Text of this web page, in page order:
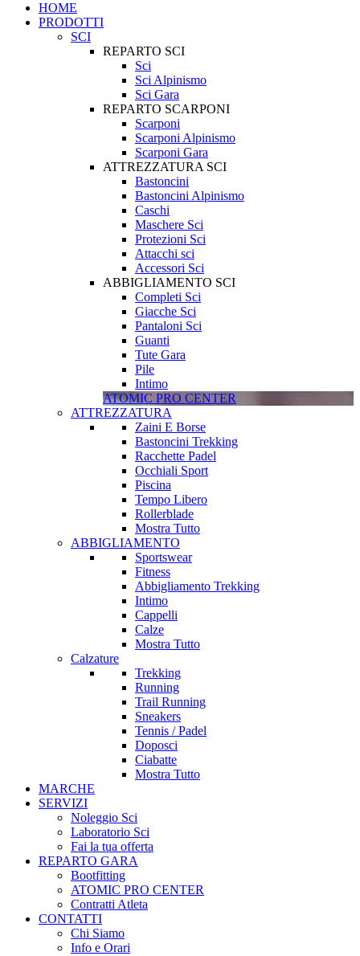
HOME
PRODOTTI
SCI
REPARTO SCI
Sci
Sci Alpinismo
Sci Gara
REPARTO SCARPONI
Scarponi
Scarponi Alpinismo
Scarponi Gara
ATTREZZATURA SCI
Bastoncini
Bastoncini Alpinismo
Caschi
Maschere Sci
Protezioni Sci
Attacchi sci
Accessori Sci
ABBIGLIAMENTO SCI
Completi Sci
Giacche Sci
Pantaloni Sci
Guanti
Tute Gara
Pile
Intimo
ATOMIC PRO CENTER
ATTREZZATURA
Zaini E Borse
Bastoncini Trekking
Racchette Padel
Occhiali Sport
Piscina
Tempo Libero
Rollerblade
Mostra Tutto
ABBIGLIAMENTO
Sportswear
Fitness
Abbigliamento Trekking
Intimo
Cappelli
Calze
Mostra Tutto
Calzature
Trekking
Running
Trail Running
Sneakers
Tennis / Padel
Doposci
Ciabatte
Mostra Tutto
MARCHE
SERVIZI
Noleggio Sci
Laboratorio Sci
Fai la tua offerta
REPARTO GARA
Bootfitting
ATOMIC PRO CENTER
Contratti Atleta
CONTATTI
Chi Siamo
Info e Orari